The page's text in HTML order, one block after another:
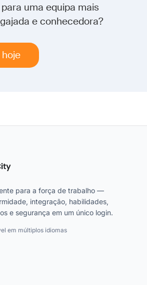
uma equipa mais
e conhecedora?
para a força de trabalho —
integração, habilidades,
e segurança em um único login.
em múltiplos idiomas